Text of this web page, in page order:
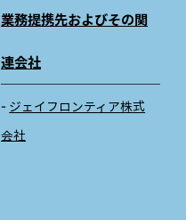
業務提携先およびその関
連会社
ジェイフロンティア株式
会社